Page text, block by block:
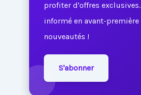
profiter d'offres exclusives.
informé en avant-première
nouveautés !
S'abonner